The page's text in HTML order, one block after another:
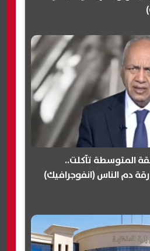
المتوسطة تآكلت..
دم الناس (انفوجرافيك)